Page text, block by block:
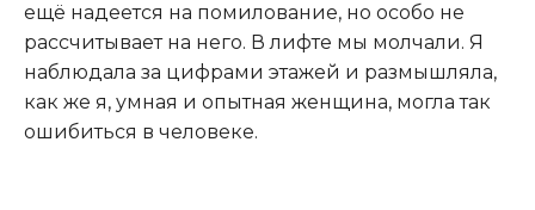
ещё надеется на помилование, но особо не
рассчитывает на него. В лифте мы молчали. Я
наблюдала за цифрами этажей и размышляла,
как же я, умная и опытная женщина, могла так
ошибиться в человеке.